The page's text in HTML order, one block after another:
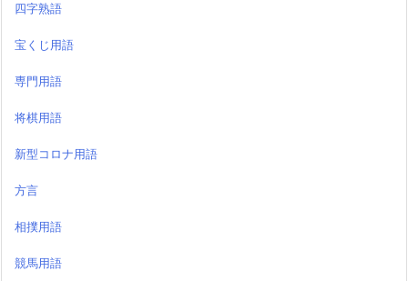
四字熟語
宝くじ用語
専門用語
将棋用語
新型コロナ用語
方言
相撲用語
競馬用語